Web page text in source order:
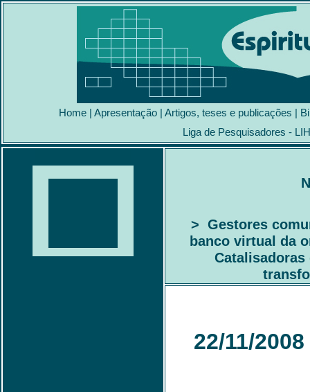
Home | Apresentação | Artigos, teses e publicações |
Liga de Pesquisadores -
> Gestores
banco virtual da
22/11/2008